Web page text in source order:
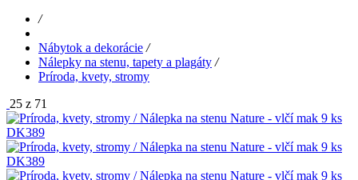
/
Nábytok a dekorácie /
Nálepky na stenu, tapety a plagáty /
Príroda, kvety, stromy
25 z 71